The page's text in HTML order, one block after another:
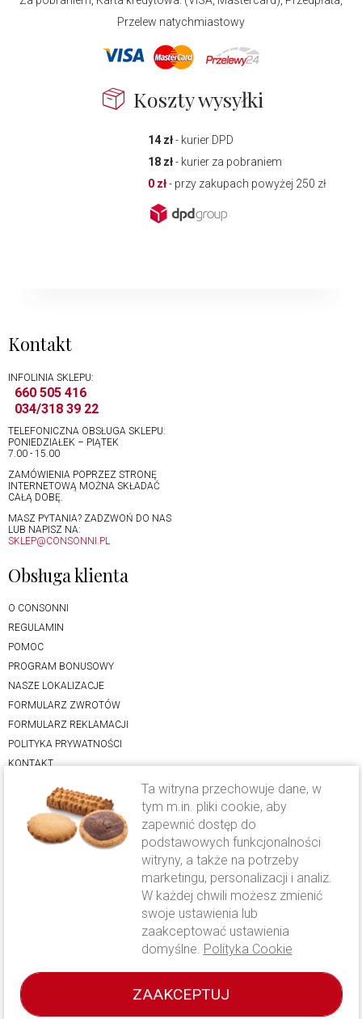
Przelew natychmiastowy
Koszty wysyłki
14 zł- kurier DPD
18 zł- kurier za pobraniem
0 zł- przy zakupach powyżej 250 zł
Kontakt
INFOLINIA SKLEPU:
660 505 416
034/318 39 22
TELEFONICZNA OBSŁUGA SKLEPU:
PONIEDZIAŁEK – PIĄTEK
7.00 - 15.00
ZAMÓWIENIA POPRZEZ STRONĘ
INTERNETOWĄ MOŻNA SKŁADAĆ
CAŁĄ DOBĘ.
MASZ PYTANIA? ZADZWOŃ DO NAS
LUB NAPISZ NA:
SKLEP@CONSONNI.PL
Obsługa klienta
O CONSONNI
REGULAMIN
POMOC
PROGRAM BONUSOWY
NASZE LOKALIZACJE
FORMULARZ ZWROTÓW
FORMULARZ REKLAMACJI
POLITYKA PRYWATNOŚCI
KONTAKT
Oferta
LODY RZEMIEŚLNICZE
CIASTO DROŻDŻOWE
Wysyłka i płatność
WYSYŁKA I PŁATNOŚĆ
Prawa autorskie
Ta witryna przechowuje dane, w
tym m.in. pliki cookie, aby
zapewnić dostęp do
podstawowych funkcjonalności
witryny, a także na potrzeby
marketingu, personalizacji i analiz.
W każdej chwili możesz zmienić
swoje ustawienia lub
zaakceptować ustawienia
domyślne. Polityka Cookie
ZAAKCEPTUJ